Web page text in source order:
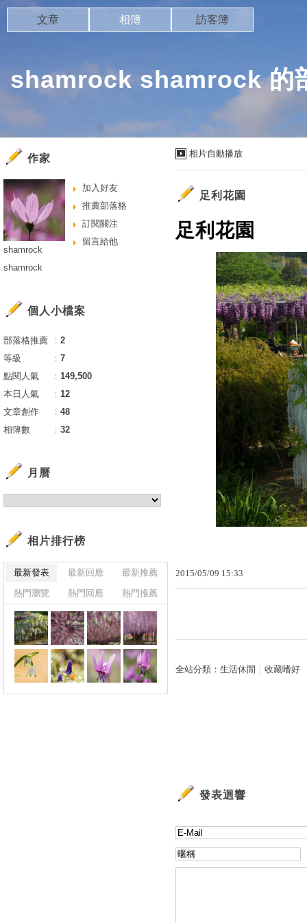
shamrock shamrock 的
文章 相簿 訪客簿
相片自動播放
足利花園
足利花園
2015/05/09 15:33
全站分類： 生活休閒 收藏嗜好
發表迴響
作家
加入好友
推薦部落格
訂閱關注
留言給他
shamrock
shamrock
個人小檔案
部落格推薦 ： 2
等級
： 7
點閱人氣
： 149,500
本日人氣
： 12
文章創作
： 48
相簿數
： 32
月曆
相片排行榜
最新發表 最新回應
最新推薦
熱門瀏覽
熱門回應 熱門推薦